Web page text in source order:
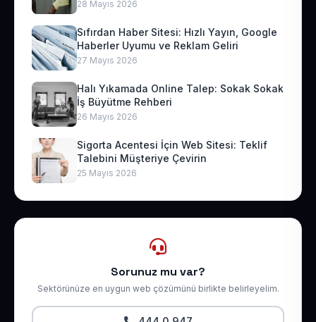
28 Mayıs 2026
Sıfırdan Haber Sitesi: Hızlı Yayın, Google
Haberler Uyumu ve Reklam Geliri
27 Mayıs 2026
Halı Yıkamada Online Talep: Sokak Sokak
İş Büyütme Rehberi
26 Mayıs 2026
Sigorta Acentesi İçin Web Sitesi: Teklif
Talebini Müşteriye Çevirin
25 Mayıs 2026
Sorunuz mu var?
Sektörünüze en uygun web çözümünü birlikte belirleyelim.